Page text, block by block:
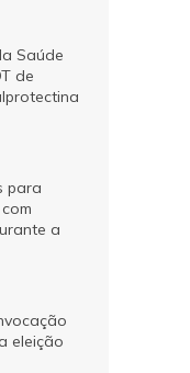
Saúde
de
para
a
eleição